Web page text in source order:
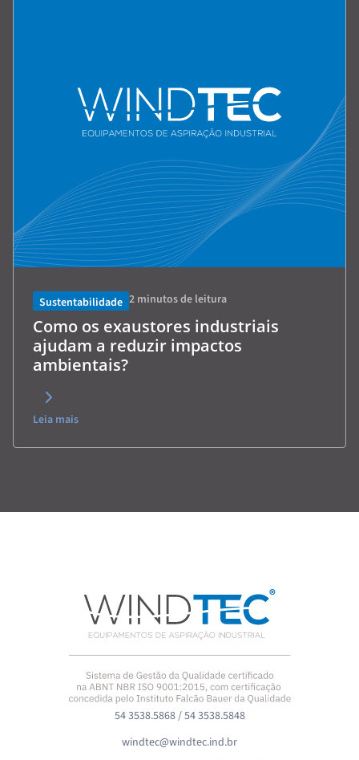
Sustentabilidade 2 minutos de leitura
Como os exaustores industriais
ajudam a reduzir impactos
ambientais?
Leia mais
54 3538.5868 / 54 3538.5848
windtec@windtec.ind.br